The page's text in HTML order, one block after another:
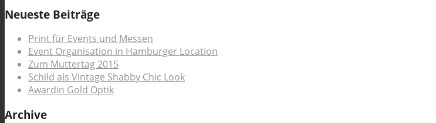
Neueste Beiträge
Print für Events und Messen
Event Organisation in Hamburger Location
Zum Muttertag 2015
Schild als Vintage Shabby Chic Look
Awardin Gold Optik
Archive